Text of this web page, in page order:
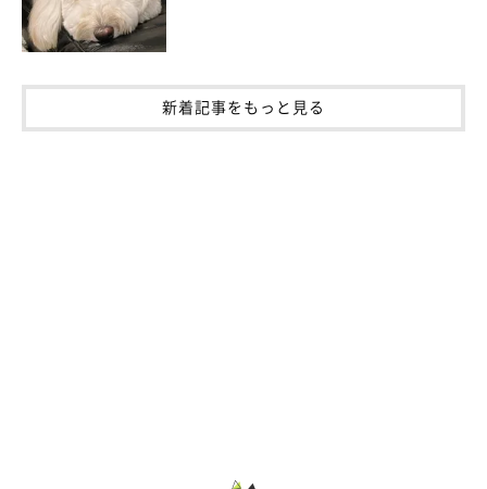
ればよいですか？ また、普段の生活でできる工夫や対応の仕方
新着記事をもっと見る